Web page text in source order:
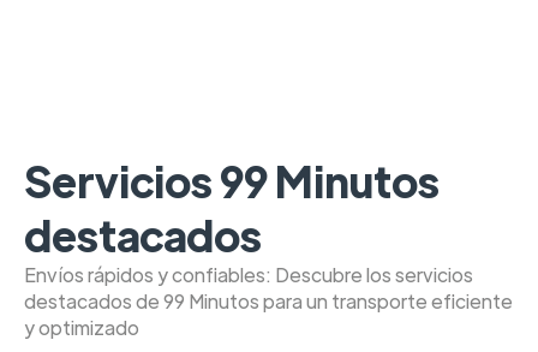
Servicios 99 Minutos
destacados
Envíos rápidos y confiables: Descubre los servicios
destacados de 99 Minutos para un transporte eficiente
y optimizado